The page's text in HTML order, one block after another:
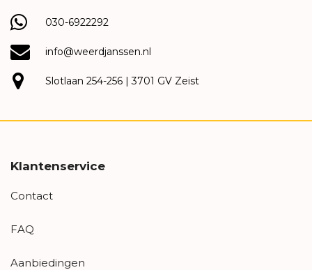
030-6922292
info@weerdjanssen.nl
Slotlaan 254-256 | 3701 GV Zeist
Klantenservice
Contact
FAQ
Aanbiedingen